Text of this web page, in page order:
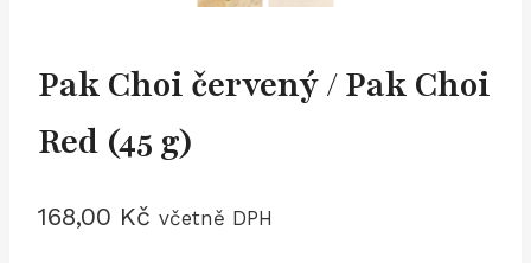
Pak Choi červený / Pak Choi
Red (45 g)
168,00 Kč včetně DPH